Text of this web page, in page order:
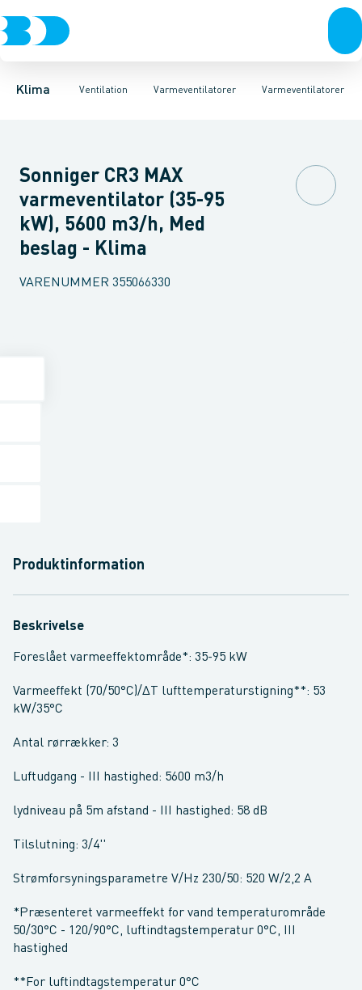
Klima Ventilation
Ventilation VarmepumperElKlimaværktøj Biokedler &
Varmeventilatorer
Fittings RørSlangerSpjældLyddæmpereVentilerRiste
Varmeventilatorer
VarmeventilatorerOphæng & tilbehør
Sonniger CR3 MAX
varmeventilator (35-95
kW), 5600 m3/h, Med
beslag - Klima
VARENUMMER 355066330
Produktinformation
Beskrivelse
Foreslået varmeeffektområde*: 35-95 kW
Varmeeffekt (70/50°C)/ΔT lufttemperaturstigning**: 53
kW/35°C
Antal rørrækker: 3
Luftudgang - III hastighed: 5600 m3/h
lydniveau på 5m afstand - III hastighed: 58 dB
Tilslutning: 3/4''
Strømforsyningsparametre V/Hz 230/50: 520 W/2,2 A
*Præsenteret varmeeffekt for vand temperaturområde
50/30°C - 120/90°C, luftindtagstemperatur 0°C, III
hastighed
**For luftindtagstemperatur 0°C